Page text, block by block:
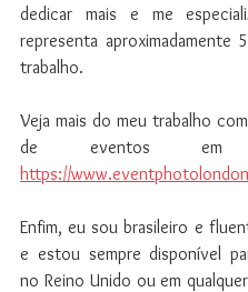
dedicar mais e me
representa aproximadamente
trabalho.
Veja mais do meu trabalho
https://
Enfim, eu sou brasileiro e
e estou sempre disponível
no Reino Unido ou em